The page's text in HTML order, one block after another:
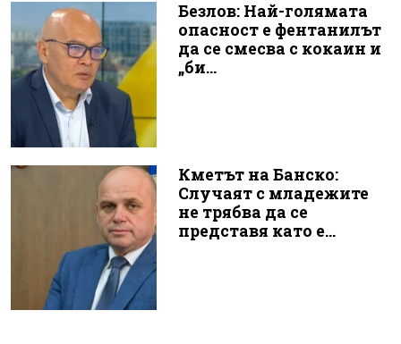
Безлов: Най-голямата
опасност е фентанилът
да се смесва с кокаин и
„би...
Кметът на Банско:
Случаят с младежите
не трябва да се
представя като е...